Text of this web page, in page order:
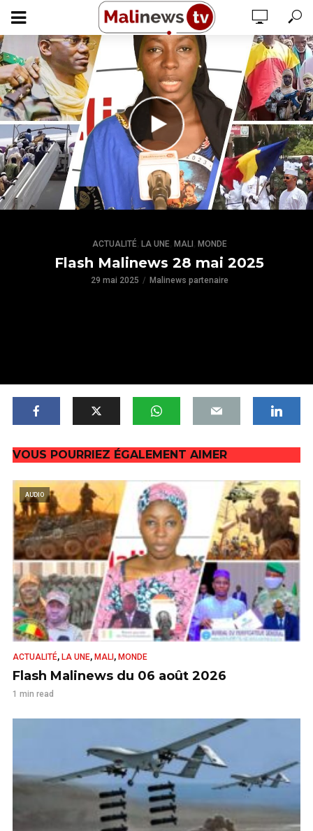
ACTUALITÉ, LA UNE, MALI MONDE
Flash Malinews 28 mai 2025
29 mai 2025 Malinews partenaire
VOUS POURRIEZ ÉGALEMENT AIMER
AUDIO
ACTUALITÉ, LA UNE, MALI , MONDE
Flash Malinews du 06 août 2026
1 min read